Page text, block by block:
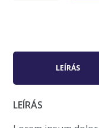
LEÍRÁS
LEÍRÁS